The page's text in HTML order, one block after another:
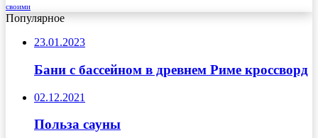
своими
Популярное
23.01.2023
Бани с бассейном в древнем Риме кроссворд
02.12.2021
Польза сауны